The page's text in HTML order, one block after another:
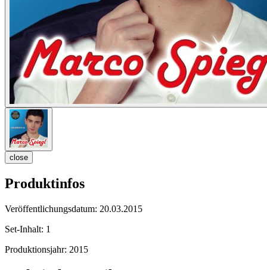
close
Produktinfos
Veröffentlichungsdatum: 20.03.2015
Set-Inhalt: 1
Produktionsjahr: 2015